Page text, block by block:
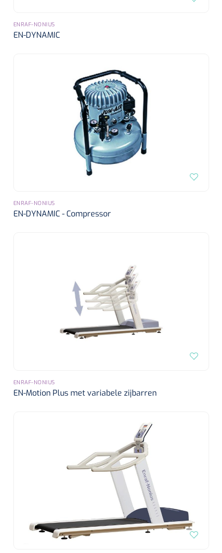
ENRAF-NONIUS
EN-DYNAMIC
ENRAF-NONIUS
EN-DYNAMIC - Compressor
ENRAF-NONIUS
EN-Motion Plus met variabele zijbarren